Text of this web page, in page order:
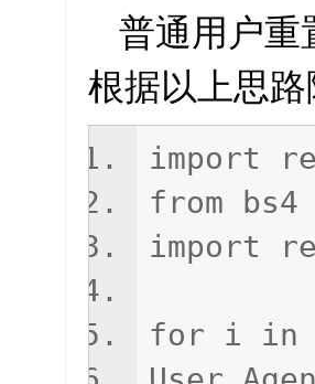
普通用户重
根据以上思
import
from
import
for i in